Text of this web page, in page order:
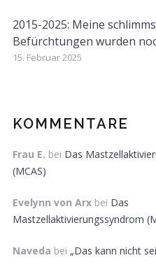
2015-2025: Meine
Befürchtungen wurden
15. Februar 2025
KOMMENTARE
Frau E. bei Das
(MCAS)
Evelynn von Arx bei Das
Mastzellaktivierungssyndrom
Naveda bei „Das kann nicht